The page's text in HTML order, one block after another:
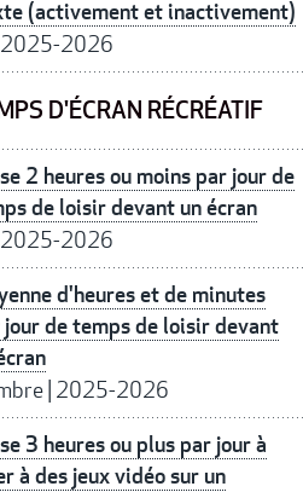
(activement et inactivement)
2025-2026
D'ÉCRAN RÉCRÉATIF
2 heures ou moins par jour de
de loisir devant un écran
2025-2026
d'heures et de minutes
jour de temps de loisir devant
| 2025-2026
3 heures ou plus par jour à
à des jeux vidéo sur un